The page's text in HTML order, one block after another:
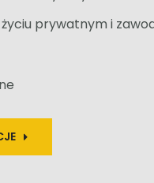
prywatnym i